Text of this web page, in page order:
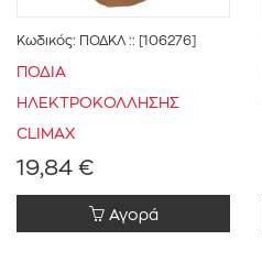
Κωδικός: ΠΟΔΚΛ :: [106276]
ΠΟΔΙΑ
ΗΛΕΚΤΡΟΚΟΛΛΗΣΗΣ
CLIMAX
19,84 €
Αγορά